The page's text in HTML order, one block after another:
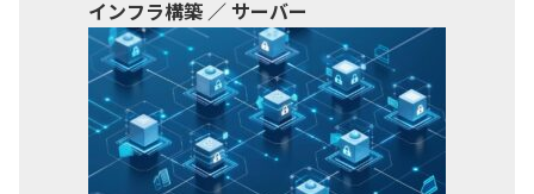
インフラ構築 ／ サーバー